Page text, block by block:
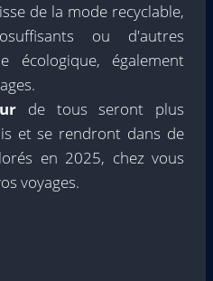
de la mode recyclable,
ou d'autres
écologique, également
de tous seront plus
et se rendront dans de
en 2025, chez vous
voyages.